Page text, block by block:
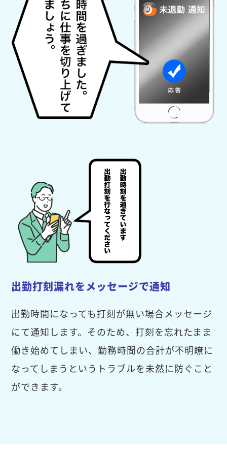
出勤打刻漏れをメッセージで通知
出勤時間になっても打刻が無い場合メッセージ
にて通知します。そのため、打刻を忘れたまま
働き始めてしまい、勤務時間の合計が不明瞭に
なってしまうというトラブルを未然に防ぐこと
ができます。